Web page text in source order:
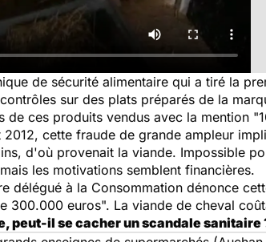
de sécurité alimentaire qui a tiré la
sur des plats préparés de la
de ces produits vendus avec la mention
cette fraude de grande ampleur
d'où provenait la viande. Impossible
les motivations semblent financières.
délégué à la Consommation dénonce
300.000 euros". La viande de cheval
peut-il se cacher un scandale sanitaire